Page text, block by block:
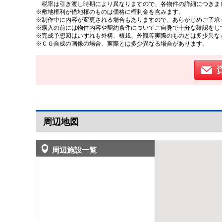
税率は引き渡し時期により異なりますので、各物件の詳細につき
※敷地権利が借地権のものは価格に権利金を含みます。
※制作中に内容が変更される場合もありますので、あらかじめご了承
※購入の前には物件内容や契約条件についてご自身で十分な確認を
※完成予想図はいずれも外構、植栽、外観等実際のものとは多少異な
※ＣＧ合成の画像の場合、実際とは多少異なる場合があります。
周辺地図
周辺施設一覧